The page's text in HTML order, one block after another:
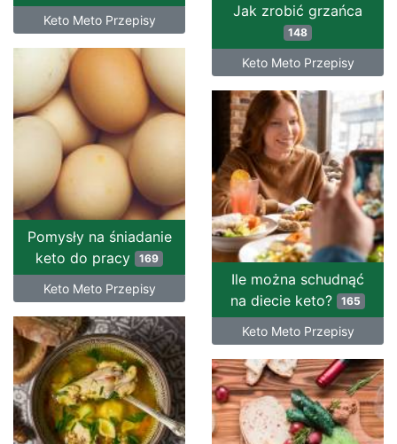
Keto Meto Przepisy
Jak zrobić grzańca
148
Keto Meto Przepisy
Pomysły na śniadanie
keto do pracy 169
Keto Meto Przepisy
Ile można schudnąć
na diecie keto? 165
Keto Meto Przepisy